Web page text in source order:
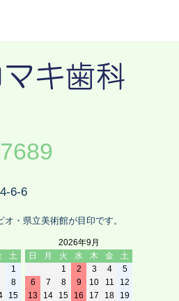
6-6
・県立美術館が目印です。
土
1
8
15
2026年9月
日
月 火 水 木 金
土
1
2 3 4
5
6
7 8 9 10 11
12
13
14 15 16 17 18
19